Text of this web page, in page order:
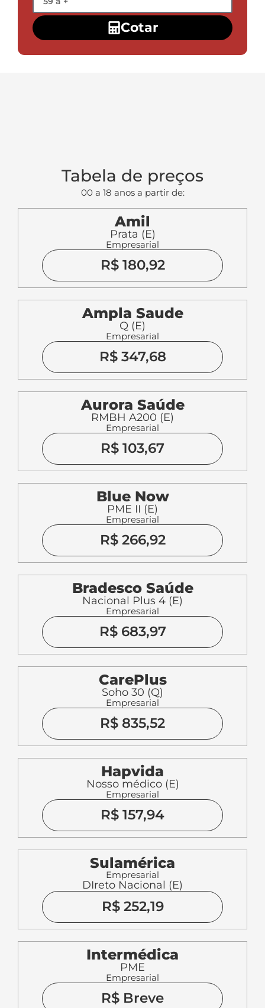
Cotar
Tabela de preços
00 a 18 anos a partir de:
Amil
Prata (E)
Empresarial
R$ 180,92
Ampla Saude
Q (E)
Empresarial
R$ 347,68
Aurora Saúde
RMBH A200 (E)
Empresarial
R$ 103,67
Blue Now
PME II (E)
Empresarial
R$ 266,92
Bradesco Saúde
Nacional Plus 4 (E)
Empresarial
R$ 683,97
CarePlus
Soho 30 (Q)
Empresarial
R$ 835,52
Hapvida
Nosso médico (E)
Empresarial
R$ 157,94
Sulamérica
Empresarial
DIreto Nacional (E)
R$ 252,19
Intermédica
PME
Empresarial
R$ Breve